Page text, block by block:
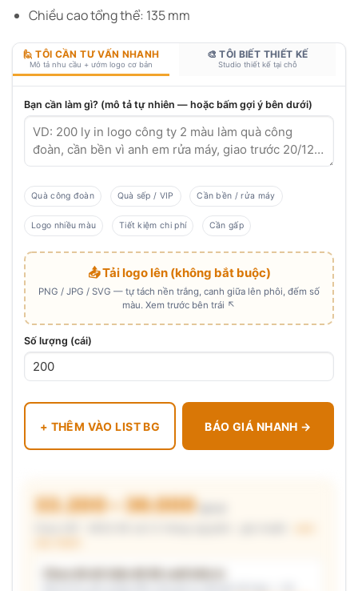
Chiều cao tổng thể: 135 mm
🙋 TÔI CẦN TƯ VẤN NHANH
Mô tả nhu cầu + ướm logo cơ bản
🎨 TÔI BIẾT THIẾT KẾ
Studio thiết kế tại chỗ
Bạn cần làm gì? (mô tả tự nhiên — hoặc bấm gợi ý bên dưới)
Quà công đoàn Quà sếp / VIP Cần bền / rửa máy
Logo nhiều màu Tiết kiệm chi phí Cần gấp
📤 Tải logo lên (không bắt buộc)
PNG / JPG / SVG — tự tách nền trắng, canh giữa lên phôi, đếm số
màu. Xem trước bên trái ↖
Số lượng (cái)
+ THÊM VÀO LIST BG BÁO GIÁ NHANH →
33.200 – 36.000